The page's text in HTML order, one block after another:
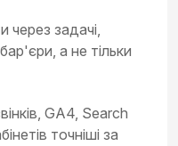
задачі,
а не тільки
GA4, Search
точніші за